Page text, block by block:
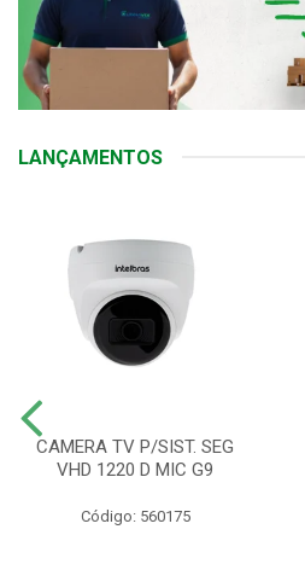
LANÇAMENTOS
CAMERA TV P/SIST. SEG
VHD 1220 D MIC G9
Código: 560175